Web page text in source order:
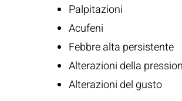
Palpitazioni
Acufeni
Febbre alta persistente
Alterazioni della
Alterazioni del gusto